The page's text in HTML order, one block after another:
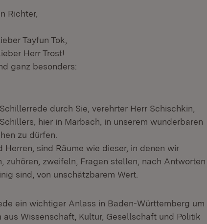
Richter,
Tayfun Tok,
Herr Trost!
ganz besonders:
durch Sie, verehrter Herr Schischkin,
hier in Marbach, in unserem wunderbaren
zu dürfen.
Herren, sind Räume wie dieser, in denen wir
zuhören, zweifeln, Fragen stellen, nach Antworten
sind, von unschätzbarem Wert.
ein wichtiger Anlass in Baden-Württemberg um
Wissenschaft, Kultur, Gesellschaft und Politik